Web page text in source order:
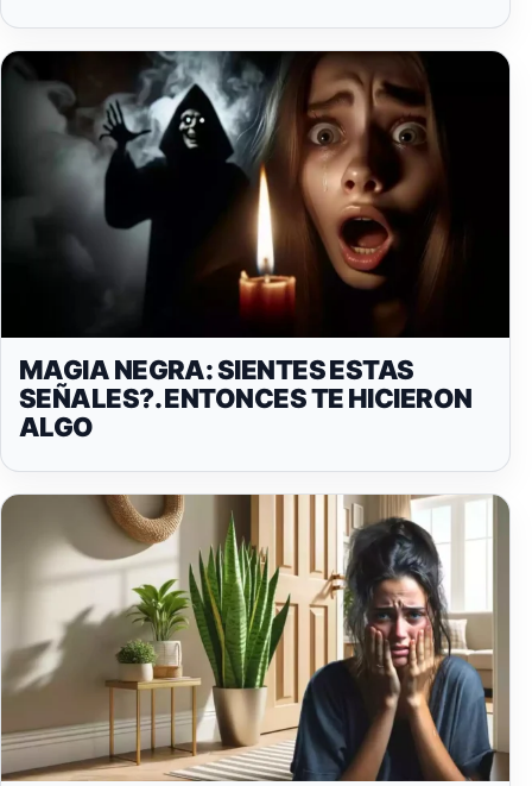
MAGIA NEGRA: SIENTES ESTAS
SEÑALES?. ENTONCES TE HICIERON
ALGO